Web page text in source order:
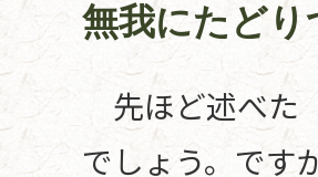
無我にたど
先ほど述べた
でしょう。です